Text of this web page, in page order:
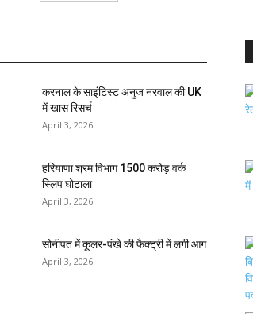
करनाल के साइंटिस्ट अनुज नरवाल की UK
में खास रिसर्च
April 3, 2026
हरियाणा श्रम विभाग 1500 करोड़ वर्क
स्लिप घोटाला
April 3, 2026
सोनीपत में कूलर-पंखे की फैक्ट्री में लगी आग
April 3, 2026